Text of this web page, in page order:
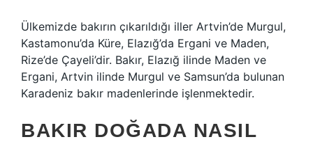
Ülkemizde bakırın çıkarıldığı iller Artvin’de Murgul,
Kastamonu’da Küre, Elazığ’da Ergani ve Maden,
Rize’de Çayeli’dir. Bakır, Elazığ ilinde Maden ve
Ergani, Artvin ilinde Murgul ve Samsun’da bulunan
Karadeniz bakır madenlerinde işlenmektedir.
BAKIR DOĞADA NASIL